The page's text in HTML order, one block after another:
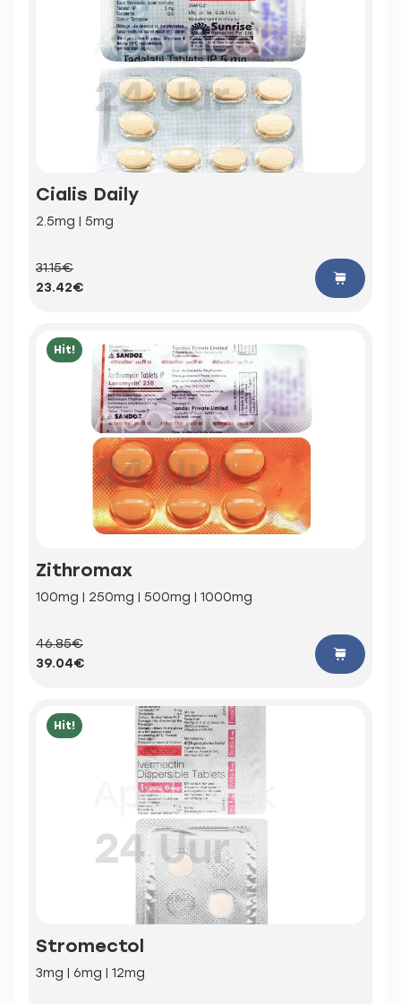
Cialis Daily
2.5mg | 5mg
31.15€
23.42€
Hit!
Zithromax
100mg | 250mg | 500mg | 1000mg
46.85€
39.04€
Hit!
Stromectol
3mg | 6mg | 12mg